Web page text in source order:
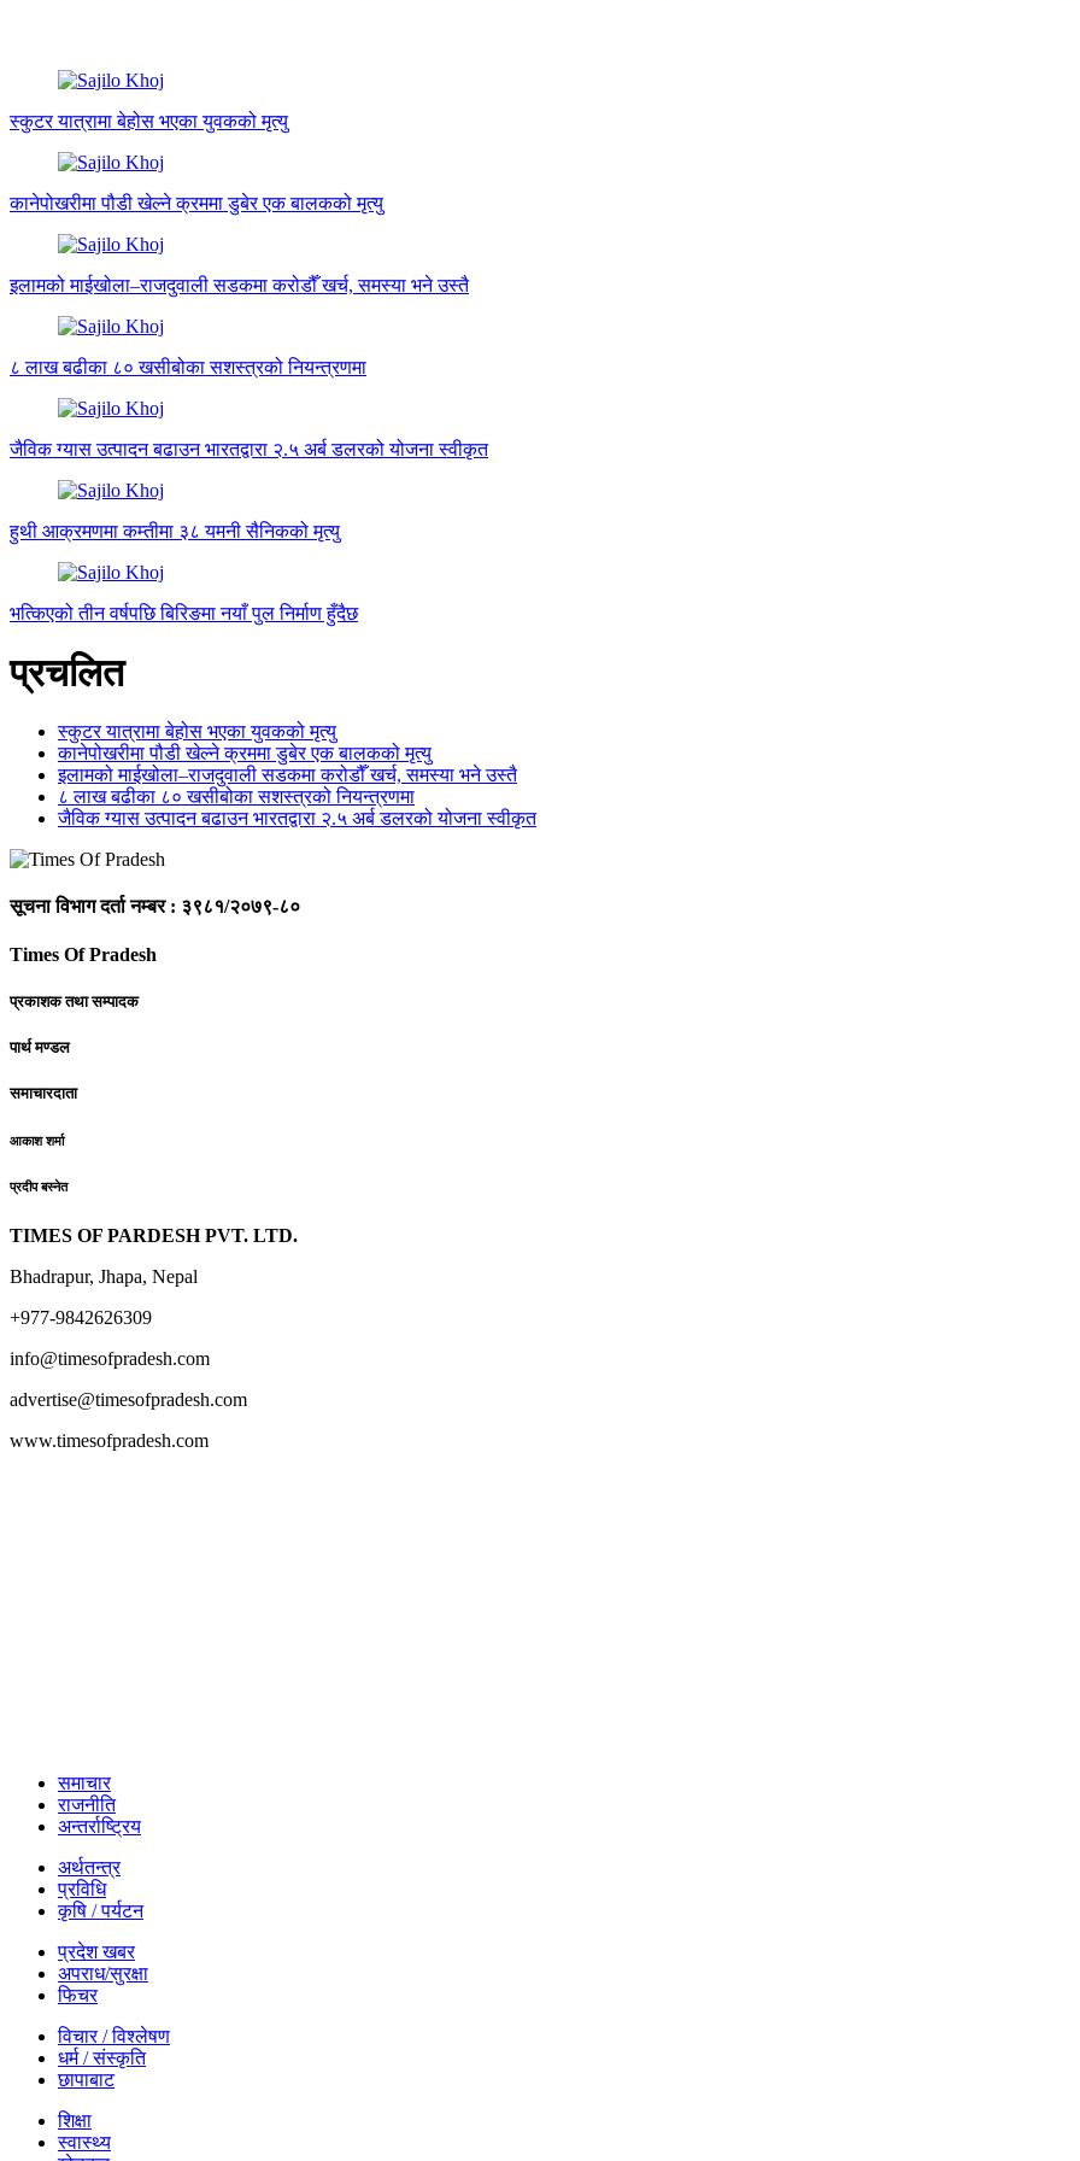
स्कुटर यात्रामा बेहोस भएका युवकको मृत्यु
कानेपोखरीमा पौडी खेल्ने क्रममा डुबेर एक बालकको मृत्यु
इलामको माईखोला–राजदुवाली सडकमा करोडौँ खर्च, समस्या भने उस्तै
८ लाख बढीका ८० खसीबोका सशस्त्रको नियन्त्रणमा
जैविक ग्यास उत्पादन बढाउन भारतद्वारा २.५ अर्ब डलरको योजना स्वीकृत
हुथी आक्रमणमा कम्तीमा ३८ यमनी सैनिकको मृत्यु
भत्किएको तीन वर्षपछि बिरिङमा नयाँ पुल निर्माण हुँदैछ
प्रचलित
स्कुटर यात्रामा बेहोस भएका युवकको मृत्यु
कानेपोखरीमा पौडी खेल्ने क्रममा डुबेर एक बालकको मृत्यु
इलामको माईखोला–राजदुवाली सडकमा करोडौँ खर्च, समस्या भने उस्तै
८ लाख बढीका ८० खसीबोका सशस्त्रको नियन्त्रणमा
जैविक ग्यास उत्पादन बढाउन भारतद्वारा २.५ अर्ब डलरको योजना स्वीकृत
सूचना विभाग दर्ता नम्बर : ३९८१/२०७९-८०
Times Of Pradesh
प्रकाशक तथा सम्पादक
पार्थ मण्डल
समाचारदाता
आकाश शर्मा
प्रदीप बस्नेत
TIMES OF PARDESH PVT. LTD.
Bhadrapur, Jhapa, Nepal
+977-9842626309
info@timesofpradesh.com
advertise@timesofpradesh.com
www.timesofpradesh.com
समाचार
राजनीति
अन्तर्राष्ट्रिय
अर्थतन्त्र
प्रविधि
कृषि / पर्यटन
प्रदेश खबर
अपराध/सुरक्षा
फिचर
विचार / विश्लेषण
धर्म / संस्कृति
छापाबाट
शिक्षा
स्वास्थ्य